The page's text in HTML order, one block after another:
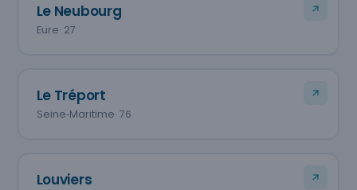
Le Neubourg
Eure· 27
Le Tréport
Seine‑Maritime· 76
Louviers